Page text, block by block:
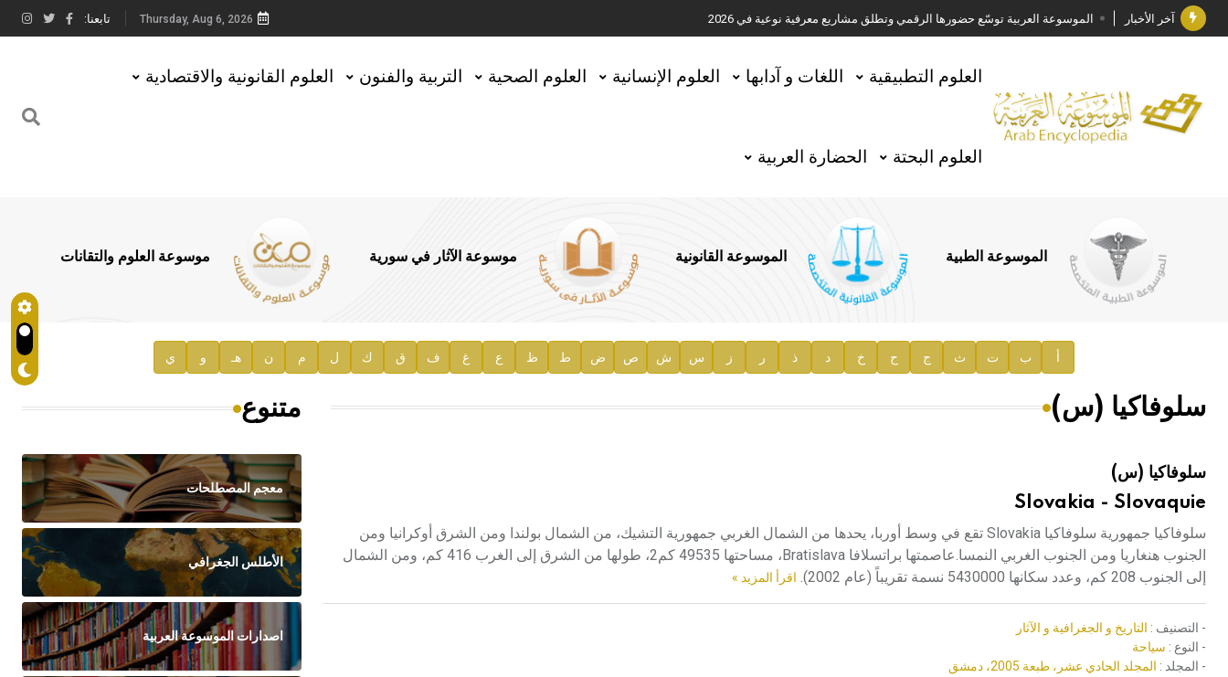
آخر الأخبار الموسوعة العربية توسّع حضورها الرقمي وتطلق مشاريع معرفية نوعية في 2026
جائزة مجمع الملك سلمان العالمي للغة العربية 2025
الأستاذ إياد خالد الطباع مدير عام لهيئة الموسوعة العربية
السيد محمد ياسين صالح وزيرا للثقافة
توصيات مجلس الإدارة
صدور المجلد السابع من موسوعة الآثار في سورية
إعلان..
هيئة الموسوعة العربية تطلق موسوعات جديدة في عام 2026
Thursday, Aug 6, 2026 تابعنا:
العلوم التطبيقية اللغات و آدابها العلوم الإنسانية العلوم الصحية التربية والفنون العلوم القانونية والاقتصادية
العلوم البحتة الحضارة العربية
الموسوعة الطبية الموسوعة القانونية موسوعة الآثار في سورية موسوعة العلوم والتقانات
أ ب ت ث ج ح خ د ذ ر ز س ش ص ض ط ظ ع غ ف ق ك ل م ن هـ و ي
سلوفاكيا (س)
سلوفاكيا (س)
Slovakia - Slovaquie
سلوفاكيا جمهورية سلوفاكيا Slovakia تقع في وسط أوربا، يحدها من الشمال الغربي جمهورية التشيك، من الشمال بولندا ومن الشرق أوكرانيا ومن
الجنوب هنغاريا ومن الجنوب الغربي النمسا.عاصمتها براتسلافا Bratislava، مساحتها 49535 كم2، طولها من الشرق إلى الغرب 416 كم، ومن الشمال
إلى الجنوب 208 كم، وعدد سكانها 5430000 نسمة تقريباً (عام 2002).
اقرأ المزيد »
- التصنيف : التاريخ و الجغرافية و الآثار
- النوع : سياحة
- المجلد : المجلد الحادي عشر، طبعة 2005، دمشق
متنوع
معجم المصطلحات
الأطلس الجغرافي
اصدارات الموسوعة العربية